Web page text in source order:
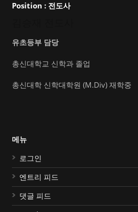
Position : 전도사
유초등부 담당
총신대학교 신학과 졸업
총신대학 신학대학원 (M.Div) 재학중
메뉴
로그인
엔트리 피드
댓글 피드